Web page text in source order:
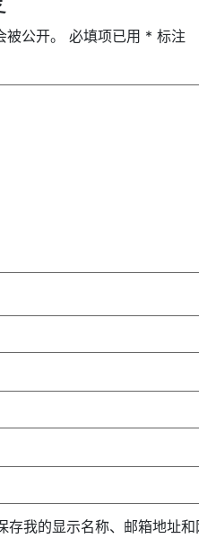
公开。 必填项已用 * 标注
存我的显示名称、邮箱地址和